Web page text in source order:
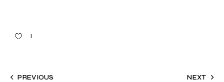
1
PREVIOUS NEXT